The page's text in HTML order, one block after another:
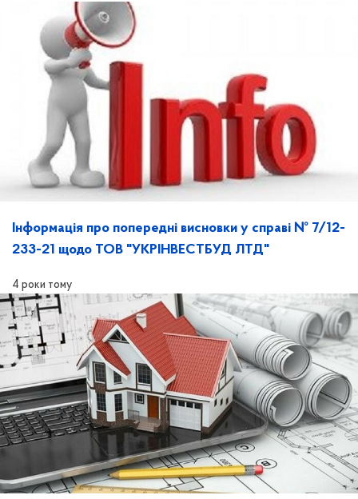
Інформація про попередні висновки у справі № 7/12-
233-21 щодо ТОВ "УКРІНВЕСТБУД ЛТД"
4 роки тому